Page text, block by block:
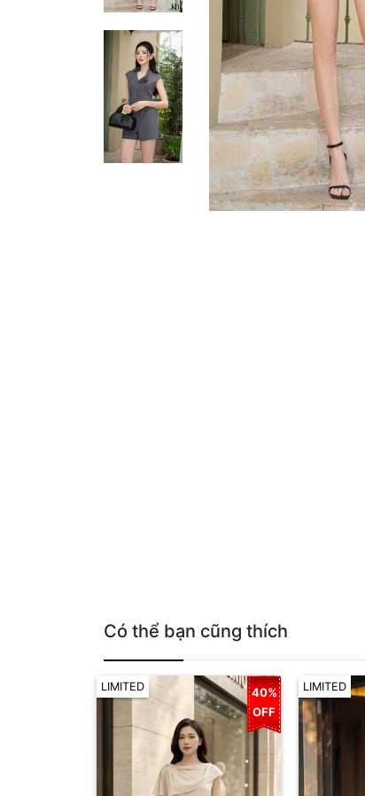
Có thể bạn cũng thích
LIMITED
40%
OFF
LIMITED